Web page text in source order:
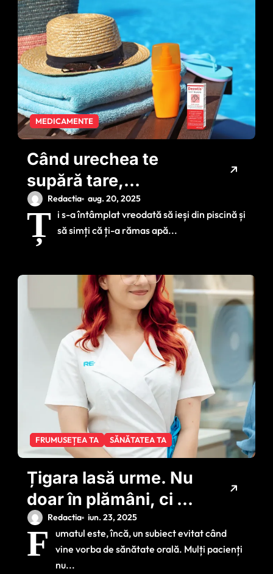
MEDICAMENTE
Când urechea te
supără tare,
Dezotis® aduce
alinare!
Redactia aug. 20, 2025
Ț i s-a întâmplat vreodată să ieși din piscină și
să simți că ți-a rămas apă...
FRUMUSEȚEA TA SĂNĂTATEA TA
Țigara lasă urme. Nu
doar în plămâni, ci și
pe gingii, pe dinți și
în fiecare etapă a
tratamentului dentar
Redactia iun. 23, 2025
F
umatul este, încă, un subiect evitat când
vine vorba de sănătate orală. Mulți pacienți
nu...